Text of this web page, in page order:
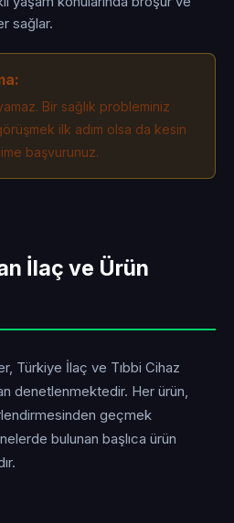
sağlar.
Bir sağlık probleminiz
ilk adım olsa da kesin
başvurunuz.
İlaç ve Ürün
Türkiye İlaç ve Tıbbi Cihaz
denetlenmektedir. Her ürün,
geçmek
bulunan başlıca ürün